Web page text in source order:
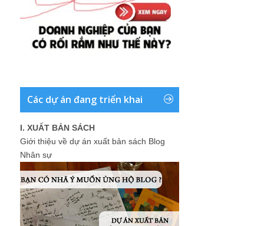
Các dự án đang triển khai
I. XUẤT BẢN SÁCH
Giới thiệu về dự án xuất bản sách Blog
Nhân sự